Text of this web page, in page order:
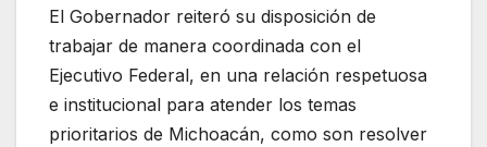
El Gobernador reiteró su disposición de
trabajar de manera coordinada con el
Ejecutivo Federal, en una relación respetuosa
e institucional para atender los temas
prioritarios de Michoacán, como son resolver